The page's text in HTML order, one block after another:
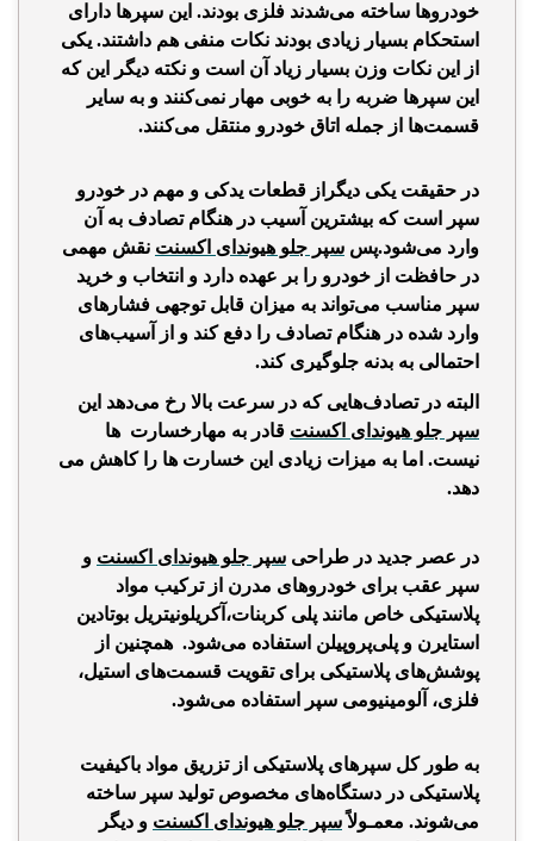
خودروها ساخته می‌شدند فلزی بودند. این سپرها دارای
استحکام بسیار زیادی بودند نکات منفی هم داشتند. یکی
از این نکات وزن بسیار زیاد آن است و نکته دیگر این که
این سپرها ضربه را به خوبی مهار نمی‌کنند و به سایر
قسمت‌ها از جمله اتاق خودرو منتقل می‌کنند.
در حقیقت یکی دیگراز قطعات یدکی و مهم در خودرو
سپر است که بیشترین آسیب در هنگام تصادف به آن
وارد می‌شود.پس سپر جلو هیوندای اکسنت نقش مهمی
در حافظت از خودرو را بر عهده دارد و انتخاب و خرید
سپر مناسب می‌تواند به میزان قابل توجهی فشار‌های
وارد شده در هنگام تصادف را دفع کند و از آسیب‌های
احتمالی به بدنه جلوگیری کند.
البته در تصادف‌هایی که در سرعت بالا رخ می‌دهد این
سپر جلو هیوندای اکسنت قادر به مهارخسارت ها
نیست. اما به میزات زیادی این خسارت ها را کاهش می
دهد.
در عصر جدید در طراحی سپر جلو هیوندای اکسنت و
سپر عقب برای خودروهای مدرن از ترکیب مواد
پلاستیکی خاص مانند پلی کربنات،آکریلونیتریل بوتادین
استایرن و پلی‌پروپیلن استفاده می‌شود. همچنین از
پوشش‌های پلاستیکی برای تقویت قسمت‌های استیل،
فلزی، آلومینیومی سپر استفاده می‌شود.
به طور کل سپر‌های پلاستیکی از تزریق مواد باکیفیت
پلاستیکی در دستگاه‌های مخصوص تولید سپر ساخته
می‌شوند. معمـولاًسپر جلو هیوندای اکسنت و دیگر